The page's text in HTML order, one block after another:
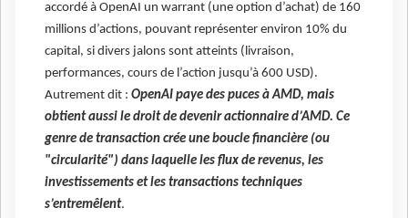
accordé à OpenAI un warrant (une option d’achat) de 160
millions d’actions, pouvant représenter environ 10% du
capital, si divers jalons sont atteints (livraison,
performances, cours de l’action jusqu’à 600 USD).
Autrement dit : OpenAI paye des puces à AMD, mais
obtient aussi le droit de devenir actionnaire d’AMD. Ce
genre de transaction crée une boucle financière (ou
"circularité") dans laquelle les flux de revenus, les
investissements et les transactions techniques
s’entremêlent.